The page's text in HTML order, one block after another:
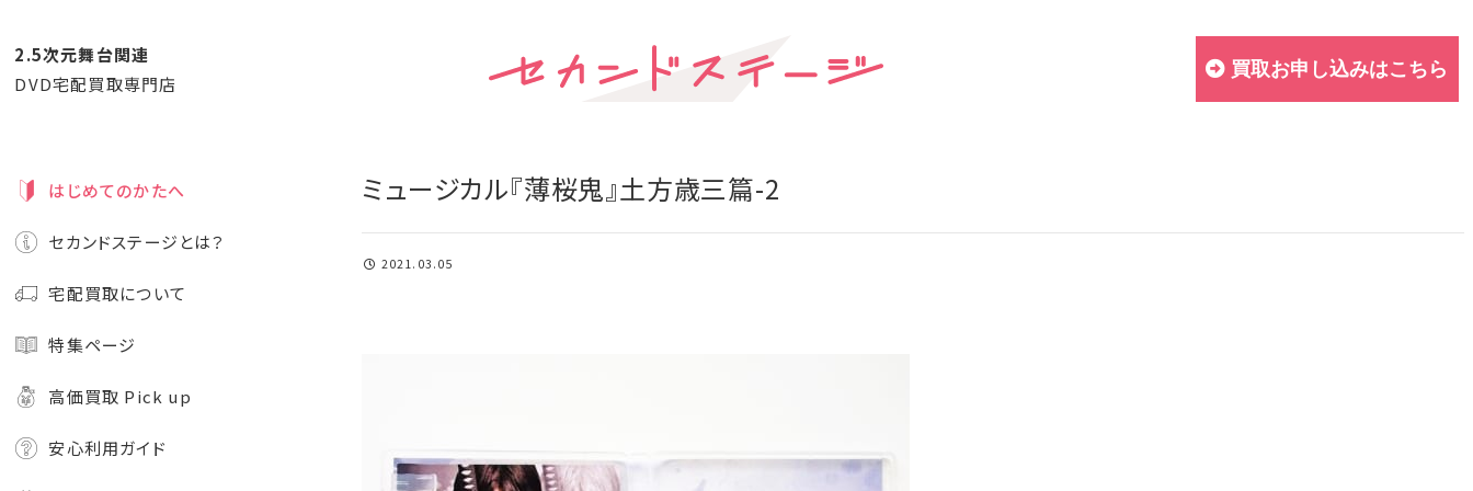
2.5次元舞台関連
DVD宅配買取専門店
買取お申し込みはこちら
ミュージカル『薄桜鬼』土方歳三篇-2
2021.03.05
はじめてのかたへ
セカンドステージとは？
宅配買取について
特集ページ
高価買取 Pick up
安心利用ガイド